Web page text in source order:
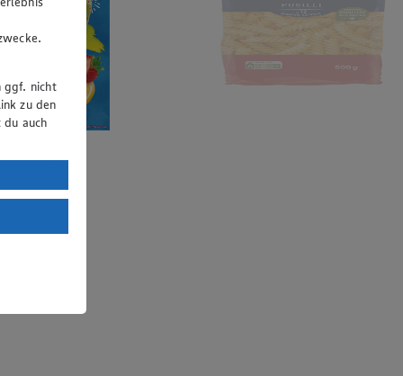
ggf. nicht
zu den
auch
DSGVO
mit
das